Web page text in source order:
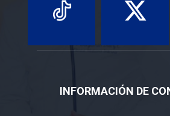
INFORMACIÓN DE